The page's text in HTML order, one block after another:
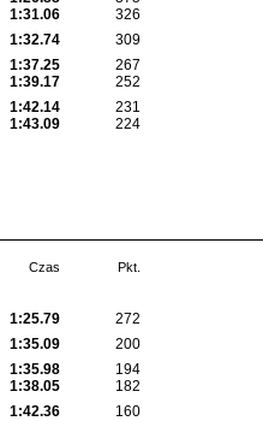
1:31.06
326
1:32.74
309
1:37.25
267
1:39.17
252
1:42.14
231
1:43.09
224
Czas Pkt.
1:25.79 272
1:35.09
200
1:35.98
194
1:38.05
182
1:42.36
160